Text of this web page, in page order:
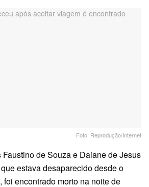
Foto: Reprodução/Internet
de Souza e Daiane de Jesus
estava desaparecido desde o
foi encontrado morto na noite de